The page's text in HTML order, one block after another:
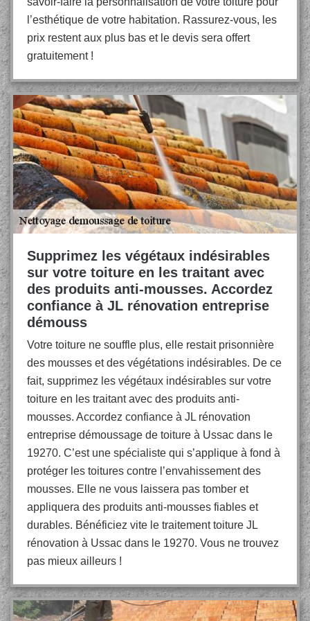
l’esthétique de votre habitation. Rassurez-vous, les
prix restent aux plus bas et le devis sera offert
gratuitement !
Supprimez les végétaux indésirables
sur votre toiture en les traitant avec
des produits anti-mousses. Accordez
confiance à JL rénovation entreprise
démouss
Votre toiture ne souffle plus, elle restait prisonnière
des mousses et des végétations indésirables. De ce
fait, supprimez les végétaux indésirables sur votre
toiture en les traitant avec des produits anti-
mousses. Accordez confiance à JL rénovation
entreprise démoussage de toiture à Ussac dans le
19270. C’est une spécialiste qui s’applique à fond à
protéger les toitures contre l’envahissement des
mousses. Elle ne vous laissera pas tomber et
appliquera des produits anti-mousses fiables et
durables. Bénéficiez vite le traitement toiture JL
rénovation à Ussac dans le 19270. Vous ne trouvez
pas mieux ailleurs !